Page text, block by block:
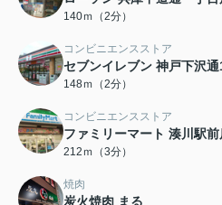
140ｍ（2分）
コンビニエンスストア
セブンイレブン 神戸下沢
148ｍ（2分）
コンビニエンスストア
ファミリーマート 湊川駅前
212ｍ（3分）
焼肉
炭火焼肉 まる